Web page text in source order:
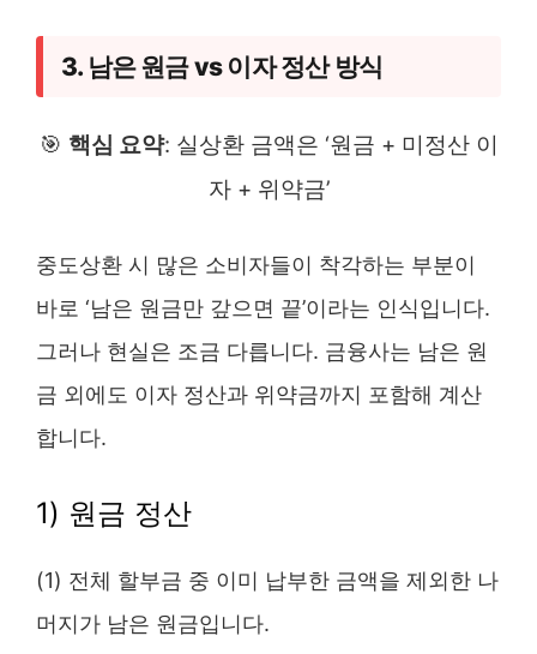
3. 남은 원금 vs 이자 정산 방식
🎯 핵심 요약: 실상환 금액은 ‘원금 + 미정산 이
자 + 위약금’
중도상환 시 많은 소비자들이 착각하는 부분이
바로 ‘남은 원금만 갚으면 끝’이라는 인식입니다.
그러나 현실은 조금 다릅니다. 금융사는 남은 원
금 외에도 이자 정산과 위약금까지 포함해 계산
합니다.
1) 원금 정산
(1) 전체 할부금 중 이미 납부한 금액을 제외한 나
머지가 남은 원금입니다.